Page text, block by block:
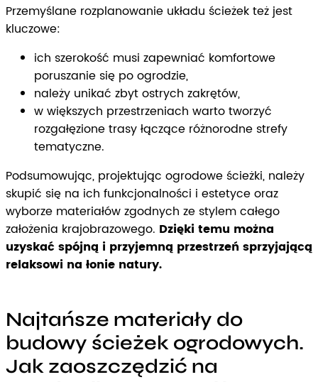
Przemyślane rozplanowanie układu ścieżek też jest
kluczowe:
ich szerokość musi zapewniać komfortowe
poruszanie się po ogrodzie,
należy unikać zbyt ostrych zakrętów,
w większych przestrzeniach warto tworzyć
rozgałęzione trasy łączące różnorodne strefy
tematyczne.
Podsumowując, projektując ogrodowe ścieżki, należy
skupić się na ich funkcjonalności i estetyce oraz
wyborze materiałów zgodnych ze stylem całego
założenia krajobrazowego. Dzięki temu można
uzyskać spójną i przyjemną przestrzeń sprzyjającą
relaksowi na łonie natury.
Najtańsze materiały do
budowy ścieżek ogrodowych.
Jak zaoszczędzić na